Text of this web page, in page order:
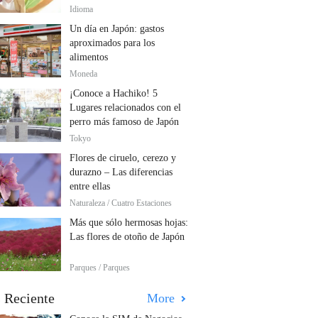
Idioma
Un día en Japón: gastos
aproximados para los
alimentos
Moneda
¡Conoce a Hachiko! 5
Lugares relacionados con el
perro más famoso de Japón
Tokyo
Flores de ciruelo, cerezo y
durazno – Las diferencias
entre ellas
Naturaleza / Cuatro Estaciones
Más que sólo hermosas hojas:
Las flores de otoño de Japón
Parques / Parques
Reciente More